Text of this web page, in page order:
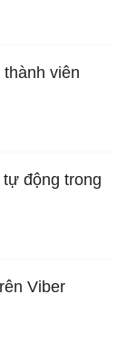
viên
động trong
Viber